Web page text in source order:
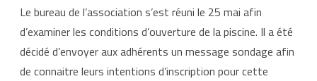
pas
ouvrir
?
Le bureau de l’association s’est réuni le 25 mai afin
d’examiner les conditions d’ouverture de la piscine. Il a été
décidé d’envoyer aux adhérents un message sondage afin
de connaitre leurs intentions d’inscription pour cette